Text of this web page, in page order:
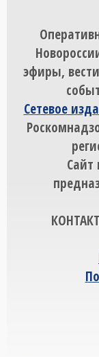
эфиры,
Сетевое